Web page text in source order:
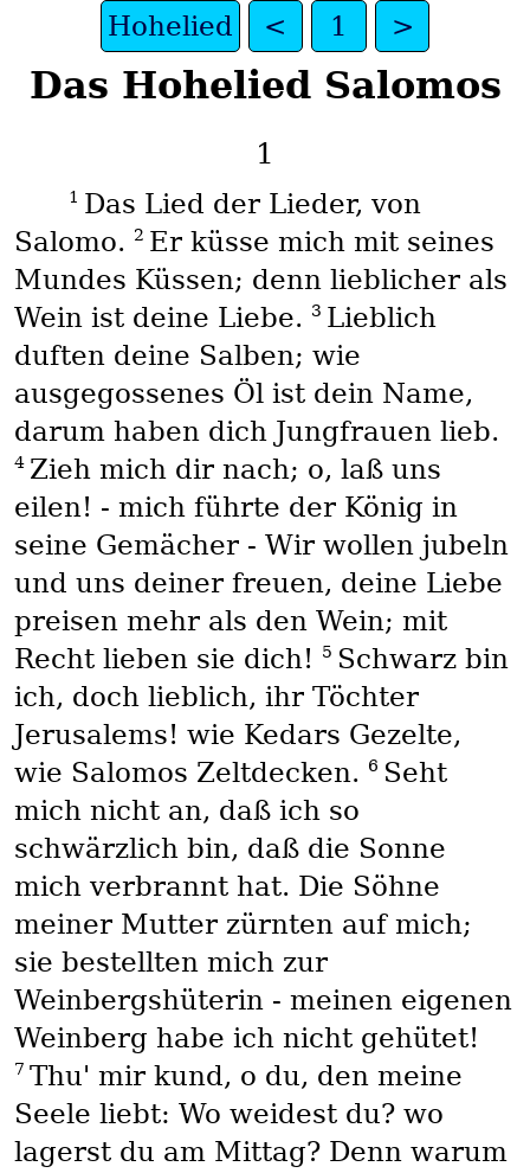
Hohelied < 1 >
Das Hohelied Salomos
1
1 Das Lied der Lieder, von
Salomo. 2 Er küsse mich mit seines
Mundes Küssen; denn lieblicher als
Wein ist deine Liebe. 3 Lieblich
duften deine Salben; wie
ausgegossenes Öl ist dein Name,
darum haben dich Jungfrauen lieb.
4 Zieh mich dir nach; o, laß uns
eilen! - mich führte der König in
seine Gemächer - Wir wollen jubeln
und uns deiner freuen, deine Liebe
preisen mehr als den Wein; mit
Recht lieben sie dich!
5 Schwarz bin
ich, doch lieblich, ihr Töchter
Jerusalems! wie Kedars Gezelte,
wie Salomos Zeltdecken. 6 Seht
mich nicht an, daß ich so
schwärzlich bin, daß die Sonne
mich verbrannt hat. Die Söhne
meiner Mutter zürnten auf mich;
sie bestellten mich zur
Weinbergshüterin - meinen eigenen
Weinberg habe ich nicht gehütet!
7 Thu' mir kund, o du, den meine
Seele liebt: Wo weidest du? wo
lagerst du am Mittag? Denn warum